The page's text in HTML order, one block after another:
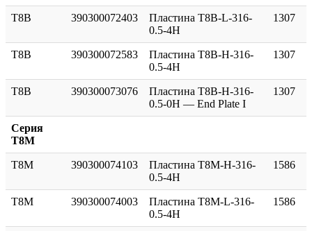
T8B 390300072403
Пластина T8B-L-316-
0.5-4H
1307
T8B 390300072583
Пластина T8B-H-316-
0.5-4H
1307
T8B 390300073076
Пластина T8B-H-316-
0.5-0H — End Plate I
1307
Серия
T8M
T8M 390300074103
Пластина T8M-H-316-
0.5-4H
1586
T8M 390300074003
Пластина T8M-L-316-
0.5-4H
1586